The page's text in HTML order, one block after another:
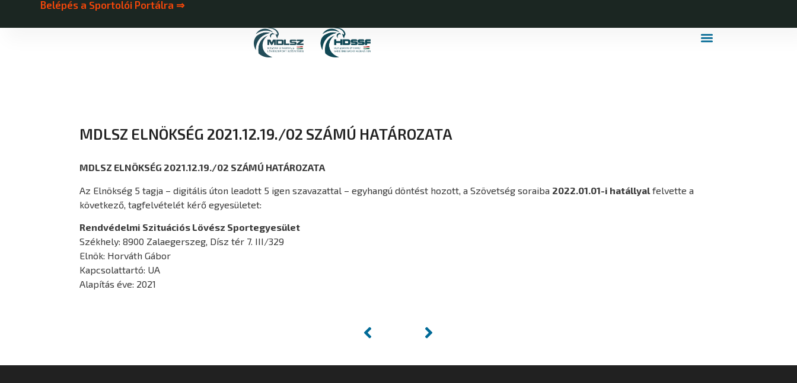
Belépés a Sportolói Portálra ⇒
MDLSZ ELNÖKSÉG 2021.12.19./02 SZÁMÚ HATÁROZATA
MDLSZ ELNÖKSÉG 2021.12.19./02 SZÁMÚ HATÁROZATA
Az Elnökség 5 tagja – digitális úton leadott 5 igen szavazattal – egyhangú döntést hozott, a Szövetség soraiba 2022.01.01-i hatállyal felvette a
következő, tagfelvételét kérő egyesületet:
Rendvédelmi Szituációs Lövész Sportegyesület
Székhely: 8900 Zalaegerszeg, Dísz tér 7. III/329
Elnök: Horváth Gábor
Kapcsolattartó: UA
Alapítás éve: 2021